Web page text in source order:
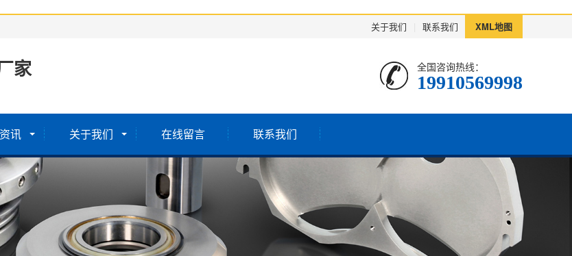
关于我们 联系我们 XML地图
家 全国咨询热线：
19910569998
讯 关于我们 在线留言 联系我们